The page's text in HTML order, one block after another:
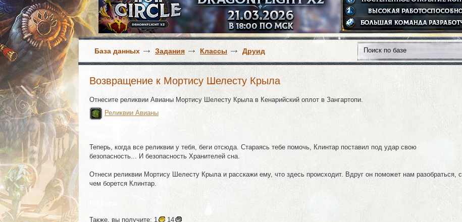
База данных Задания Классы Друид
Возвращение к Мортису Шелесту Крыла
Отнесите реликвии Авианы Мортису Шелесту Крыла в Кенарийский оплот в Зангартопи.
Реликвии Авианы
Теперь, когда все реликвии у тебя, беги отсюда. Стараясь тебе помочь, Клинтар поставил под удар свою
безопасность... И безопасность Хранителей сна.
Отнеси реликвии Мортису Шелесту Крыла и расскажи ему, что здесь происходит. Вдруг он поможет нам разобраться, с
чем борется Клинтар.
Также, вы получите: 1 14